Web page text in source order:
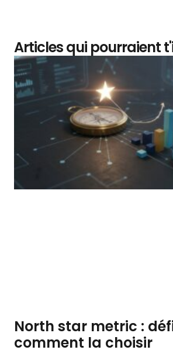
Articles qui pourraient
North star metric :
comment la choisir